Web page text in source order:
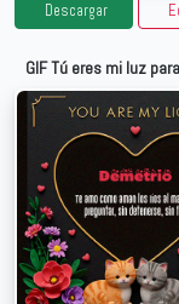
Descargar
GIF Tú eres mi luz